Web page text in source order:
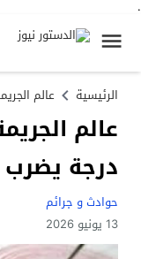
.
الرئيسية عالم
درجة
حوادث و جرائم
13 يونيو 2026